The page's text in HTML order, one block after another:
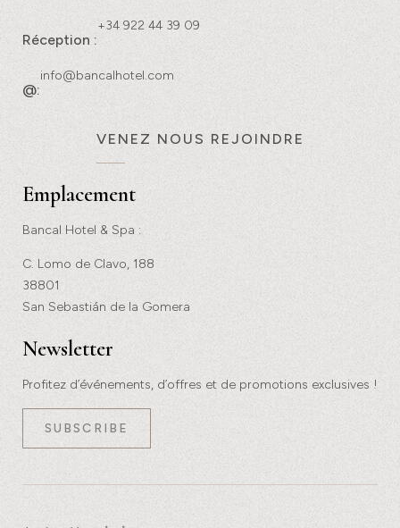
Réception :
+34 922 44 39 09
@:
info@bancalhotel.com
VENEZ NOUS REJOINDRE
Emplacement
Bancal Hotel & Spa :
C. Lomo de Clavo, 188
38801
San Sebastián de la Gomera
Newsletter
Profitez d’événements, d’offres et de promotions exclusives !
SUBSCRIBE